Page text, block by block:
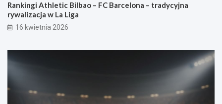
Rankingi Athletic Bilbao – FC Barcelona – tradycyjna
rywalizacja w La Liga
16 kwietnia 2026